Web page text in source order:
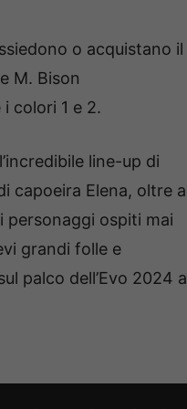
o acquistano il
M. Bison
colori 1 e 2.
line-up di
capoeira Elena, oltre a
personaggi ospiti mai
grandi folle e
palco dell’Evo 2024 a